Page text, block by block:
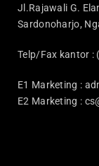
Jl.Rajawali G.
Sardonoharjo,
Telp/Fax kantor :
E1 Marketing :
E2 Marketing :